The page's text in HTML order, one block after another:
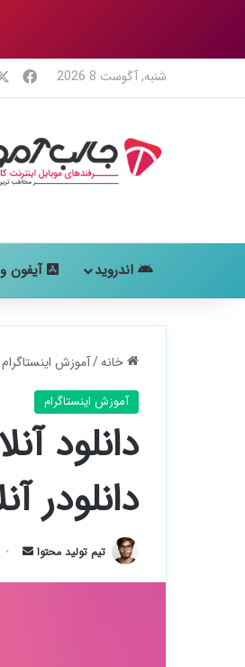
شنبه, آگوست 8 2026
اندروید آیفون و ios
خانه/آموزش اینستاگرام
آموزش اینستاگرام
دانلودر
تیم تولید محتوا
ارسال